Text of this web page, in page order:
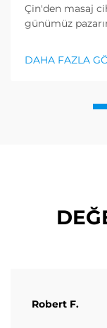
Çin'den masaj
günümüz
arasındaki
birçok firma,
DAHA FAZLA
Robert F.